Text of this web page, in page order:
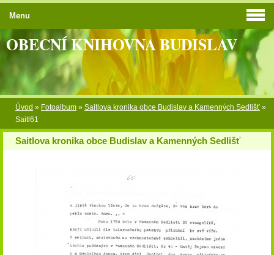
OBECNÍ KNIHOVNA BUDISLAV
Úvod » Fotoalbum » Saitlova kronika obce Budislav a Kamenných Sedlišť »
Saitl61
Saitlova kronika obce Budislav a Kamenných Sedlišť
Menu